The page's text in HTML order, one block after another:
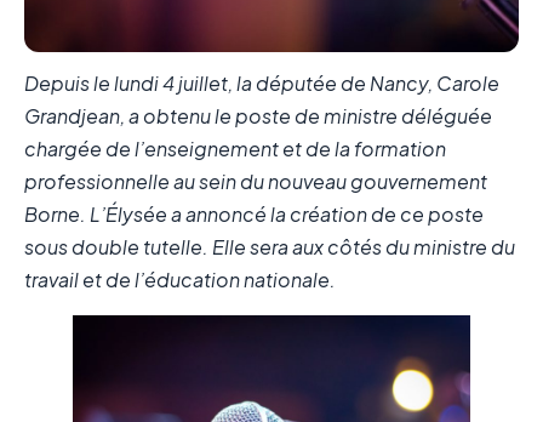
Depuis le lundi 4 juillet, la députée de Nancy, Carole
Grandjean, a obtenu le poste de ministre déléguée
chargée de l’enseignement et de la formation
professionnelle au sein du nouveau gouvernement
Borne. L’Élysée a annoncé la création de ce poste
sous double tutelle. Elle sera aux côtés du ministre du
travail et de l’éducation nationale.